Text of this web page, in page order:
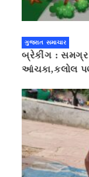
ગુજરાત સમાચાર
બ્રેકીંગ : સમગ્ર
આંચકા,કલોલ